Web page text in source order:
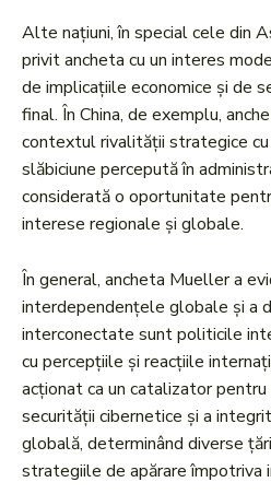
Alte națiuni, în special cele din
privit ancheta cu un interes
de implicațiile economice și de
final. În China, de exemplu,
contextul rivalității strategice
slăbiciune percepută în
considerată o oportunitate
interese regionale și globale.
În general, ancheta Mueller a
interdependențele globale și a
interconectate sunt politicile
cu percepțiile și reacțiile
acționat ca un catalizator
securității cibernetice și a
globală, determinând diverse
strategiile de apărare